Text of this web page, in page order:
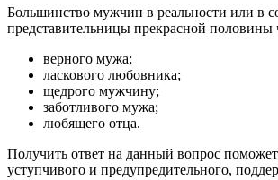
Большинство мужчин в реальности или в
представительницы прекрасной половины
верного мужа;
ласкового любовника;
щедрого мужчину;
заботливого мужа;
любящего отца.
Получить ответ на данный вопрос поможет
уступчивого и предупредительного,